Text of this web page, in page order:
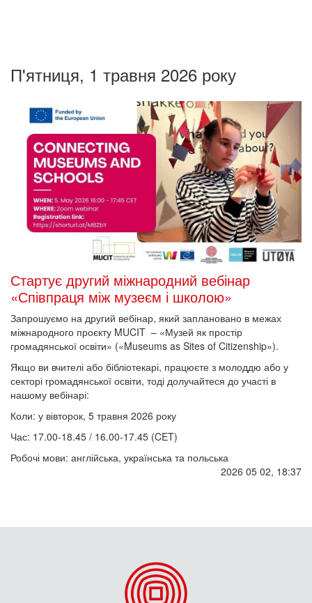
П'ятниця, 1 травня 2026 року
Стартує другий міжнародний вебінар
«Співпраця між музеєм і школою»
Запрошуємо на другий вебінар, який заплановано в межах
міжнародного проєкту MUCIT – «Музей як простір
громадянської освіти» («Museums as Sites of Citizenship»).
Якщо ви вчителі або бібліотекарі, працюєте з молоддю або у
секторі громадянської освіти, тоді долучайтеся до участі в
нашому вебінарі:
Коли: у вівторок, 5 травня 2026 року
Час: 17.00-18.45 / 16.00-17.45 (CET)
Робочі мови: англійська, українська та польська
2026 05 02, 18:37